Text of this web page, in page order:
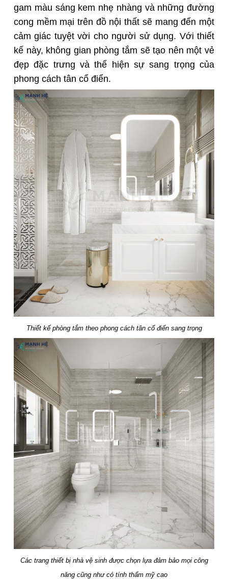
gam màu sáng kem nhẹ nhàng và những đường
cong mềm mại trên đồ nội thất sẽ mang đến một
cảm giác tuyệt vời cho người sử dụng. Với thiết
kế này, không gian phòng tắm sẽ tạo nên một vẻ
đẹp đặc trưng và thể hiện sự sang trọng của
phong cách tân cổ điển.
Thiết kế phòng tắm theo phong cách tân cổ điển sang trọng
Các trang thiết bị nhà vệ sinh được chọn lựa đảm bảo mọi công
năng cũng như có tính thẩm mỹ cao